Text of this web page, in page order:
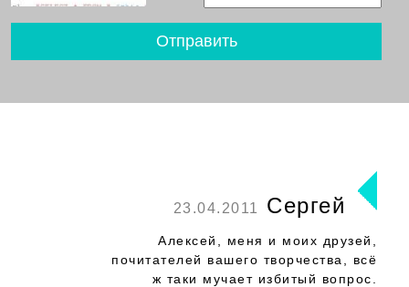
23.04.2011 Сергей
Алексей, меня и моих друзей,
почитателей вашего творчества, всё
ж таки мучает избитый вопрос.